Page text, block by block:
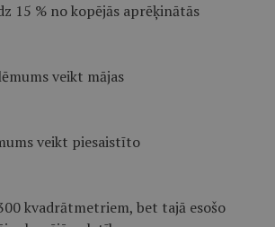
15 % no kopējās aprēķinātās
veikt mājas
veikt piesaistīto
kvadrātmetriem, bet tajā esošo